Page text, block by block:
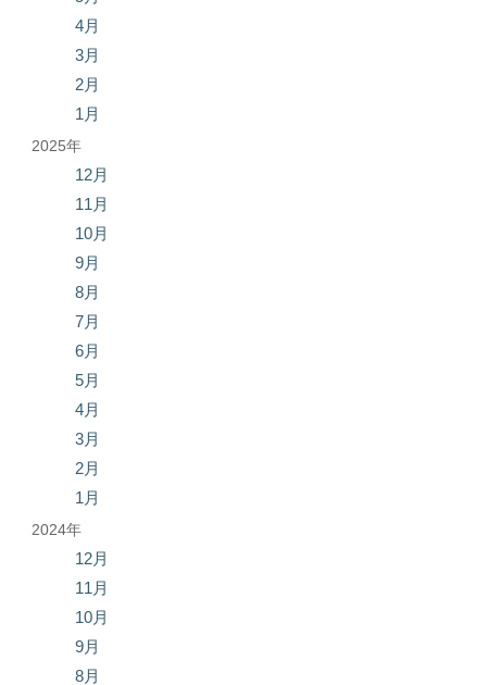
4月
3月
2月
1月
2025年
12月
11月
10月
9月
8月
7月
6月
5月
4月
3月
2月
1月
2024年
12月
11月
10月
9月
8月